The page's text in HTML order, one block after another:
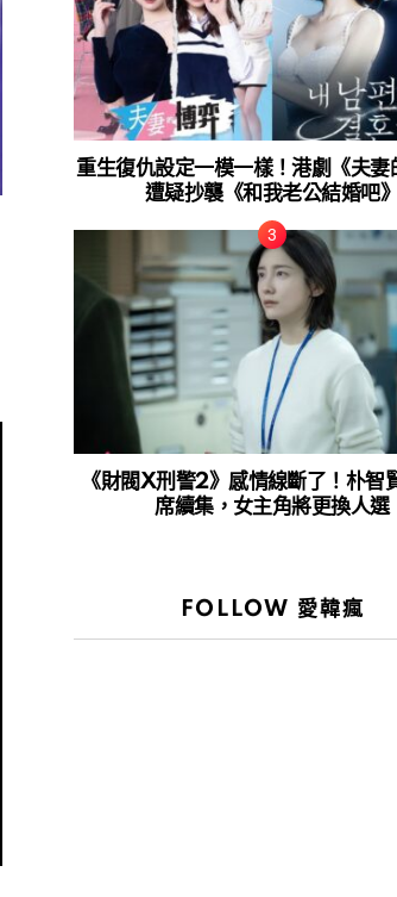
重生復仇設定一模一樣！港劇《夫妻
遭疑抄襲《和我老公結婚吧》
《財閥X刑警2》感情線斷了！朴智
席續集，女主角將更換人選
FOLLOW 愛韓瘋